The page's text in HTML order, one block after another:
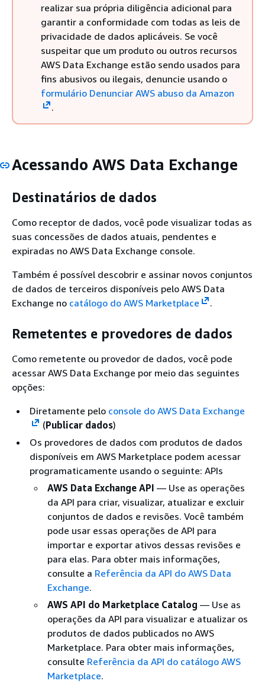
realizar sua própria diligência adicional para
garantir a conformidade com todas as leis de
privacidade de dados aplicáveis. Se você
suspeitar que um produto ou outros recursos
AWS Data Exchange estão sendo usados para
fins abusivos ou ilegais, denuncie usando o
formulário Denunciar AWS abuso da Amazon
.
Acessando AWS Data Exchange
Destinatários de dados
Como receptor de dados, você pode visualizar todas as
suas concessões de dados atuais, pendentes e
expiradas no AWS Data Exchange console.
Também é possível descobrir e assinar novos conjuntos
de dados de terceiros disponíveis pelo AWS Data
Exchange no catálogo do AWS Marketplace .
Remetentes e provedores de dados
Como remetente ou provedor de dados, você pode
acessar AWS Data Exchange por meio das seguintes
opções:
Diretamente pelo console do AWS Data Exchange
(Publicar dados)
Os provedores de dados com produtos de dados
disponíveis em AWS Marketplace podem acessar
programaticamente usando o seguinte: APIs
AWS Data Exchange API — Use as operações
da API para criar, visualizar, atualizar e excluir
conjuntos de dados e revisões. Você também
pode usar essas operações de API para
importar e exportar ativos dessas revisões e
para elas. Para obter mais informações,
consulte a Referência da API do AWS Data
Exchange.
AWS API do Marketplace Catalog — Use as
operações da API para visualizar e atualizar os
produtos de dados publicados no AWS
Marketplace. Para obter mais informações,
consulte Referência da API do catálogo AWS
Marketplace.